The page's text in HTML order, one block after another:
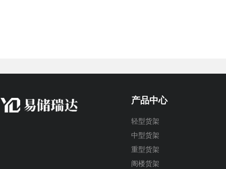
产品中心
轻型货架
中型货架
重型货架
阁楼货架